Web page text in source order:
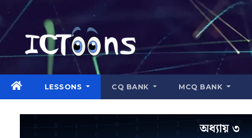
LESSONS CQ BANK MCQ BANK